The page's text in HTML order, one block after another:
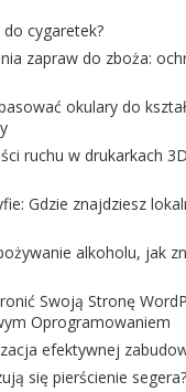
cygaretek?
zapraw do zboża:
okulary do
ruchu w drukarkach
Gdzie znajdziesz
alkoholu, jak
Swoją Stronę
Oprogramowaniem
efektywnej
się pierścienie segera?